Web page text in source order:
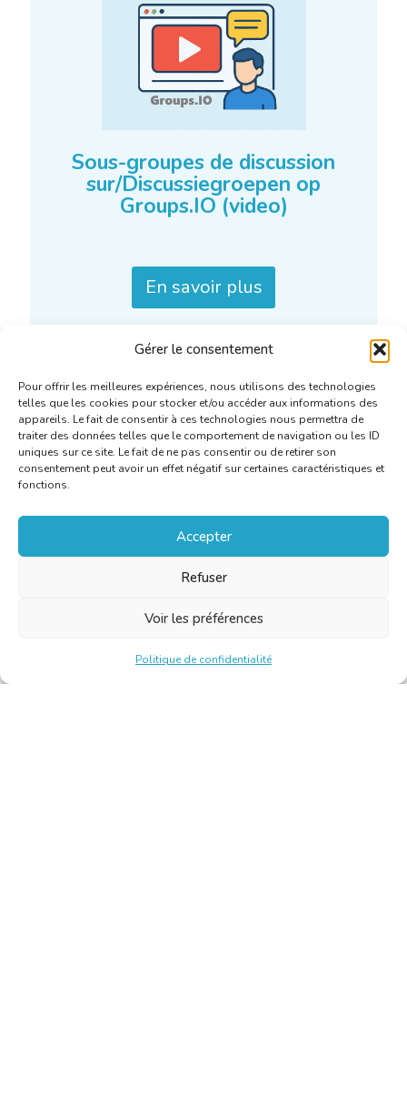
Gérer le consentement
Pour offrir les meilleures expériences, nous utilisons des technologies
telles que les cookies pour stocker et/ou accéder aux informations des
appareils. Le fait de consentir à ces technologies nous permettra de
traiter des données telles que le comportement de navigation ou les ID
uniques sur ce site. Le fait de ne pas consentir ou de retirer son
consentement peut avoir un effet négatif sur certaines caractéristiques et
fonctions.
Accepter
Refuser
Voir les préférences
Politique de confidentialité
Sous-groupes de discussion
sur/Discussiegroepen op
Groups.IO (video)
En savoir plus